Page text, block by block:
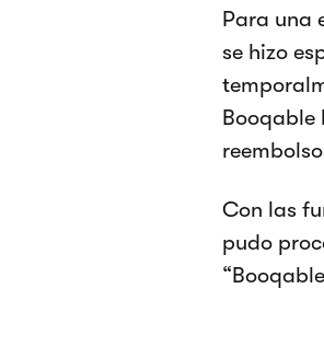
Para una
se hizo
Booqable
Con las
pudo